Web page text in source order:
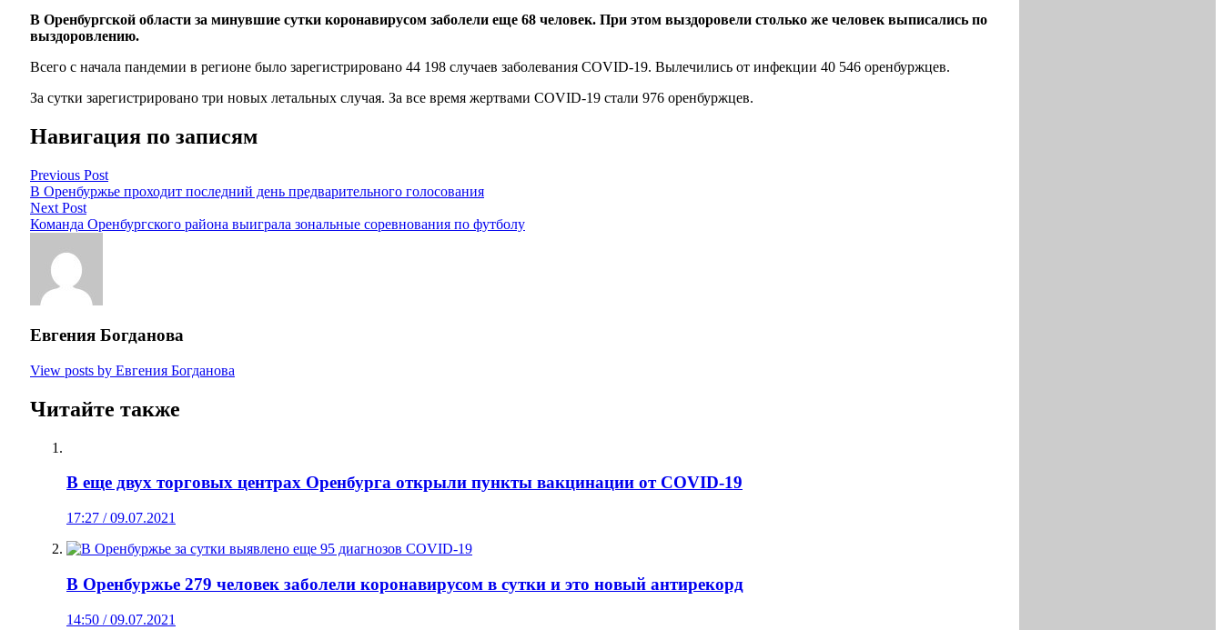
В Оренбургской области за минувшие сутки коронавирусом заболели еще 68 человек. При этом выздоровели столько же человек выписались по
выздоровлению.
Всего с начала пандемии в регионе было зарегистрировано 44 198 случаев заболевания COVID-19. Вылечились от инфекции 40 546 оренбуржцев.
За сутки зарегистрировано три новых летальных случая. За все время жертвами COVID-19 стали 976 оренбуржцев.
Навигация по записям
Previous Post
В Оренбуржье проходит последний день предварительного голосования
Next Post
Команда Оренбургского района выиграла зональные соревнования по футболу
Евгения Богданова
View posts by Евгения Богданова
Читайте также
В еще двух торговых центрах Оренбурга открыли пункты вакцинации от COVID-19
17:27 / 09.07.2021
В Оренбуржье 279 человек заболели коронавирусом в сутки и это новый антирекорд
14:50 / 09.07.2021